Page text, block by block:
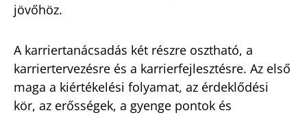
jövőhöz.
A karriertanácsadás két részre osztható, a
karriertervezésre és a karrierfejlesztésre. Az első
maga a kiértékelési folyamat, az érdeklődési
kör, az erősségek, a gyenge pontok és